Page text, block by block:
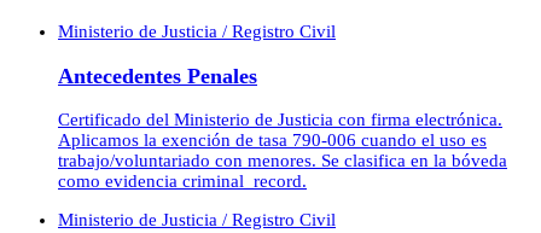
Ministerio de Justicia / Registro Civil
Antecedentes Penales
Certificado del Ministerio de Justicia con firma electrónica.
Aplicamos la exención de tasa 790-006 cuando el uso es
trabajo/voluntariado con menores. Se clasifica en la bóveda
como evidencia criminal_record.
Ministerio de Justicia / Registro Civil